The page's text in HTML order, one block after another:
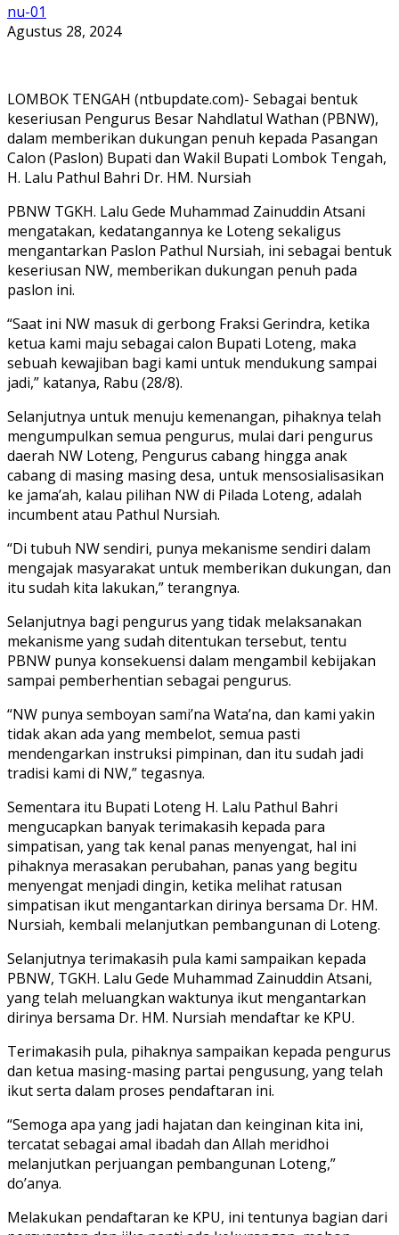
nu-01
Agustus 28, 2024
LOMBOK TENGAH (ntbupdate.com)- Sebagai bentuk
keseriusan Pengurus Besar Nahdlatul Wathan (PBNW),
dalam memberikan dukungan penuh kepada Pasangan
Calon (Paslon) Bupati dan Wakil Bupati Lombok Tengah,
H. Lalu Pathul Bahri Dr. HM. Nursiah
PBNW TGKH. Lalu Gede Muhammad Zainuddin Atsani
mengatakan, kedatangannya ke Loteng sekaligus
mengantarkan Paslon Pathul Nursiah, ini sebagai bentuk
keseriusan NW, memberikan dukungan penuh pada
paslon ini.
“Saat ini NW masuk di gerbong Fraksi Gerindra, ketika
ketua kami maju sebagai calon Bupati Loteng, maka
sebuah kewajiban bagi kami untuk mendukung sampai
jadi,” katanya, Rabu (28/8).
Selanjutnya untuk menuju kemenangan, pihaknya telah
mengumpulkan semua pengurus, mulai dari pengurus
daerah NW Loteng, Pengurus cabang hingga anak
cabang di masing masing desa, untuk mensosialisasikan
ke jama’ah, kalau pilihan NW di Pilada Loteng, adalah
incumbent atau Pathul Nursiah.
“Di tubuh NW sendiri, punya mekanisme sendiri dalam
mengajak masyarakat untuk memberikan dukungan, dan
itu sudah kita lakukan,” terangnya.
Selanjutnya bagi pengurus yang tidak melaksanakan
mekanisme yang sudah ditentukan tersebut, tentu
PBNW punya konsekuensi dalam mengambil kebijakan
sampai pemberhentian sebagai pengurus.
“NW punya semboyan sami’na Wata’na, dan kami yakin
tidak akan ada yang membelot, semua pasti
mendengarkan instruksi pimpinan, dan itu sudah jadi
tradisi kami di NW,” tegasnya.
Sementara itu Bupati Loteng H. Lalu Pathul Bahri
mengucapkan banyak terimakasih kepada para
simpatisan, yang tak kenal panas menyengat, hal ini
pihaknya merasakan perubahan, panas yang begitu
menyengat menjadi dingin, ketika melihat ratusan
simpatisan ikut mengantarkan dirinya bersama Dr. HM.
Nursiah, kembali melanjutkan pembangunan di Loteng.
Selanjutnya terimakasih pula kami sampaikan kepada
PBNW, TGKH. Lalu Gede Muhammad Zainuddin Atsani,
yang telah meluangkan waktunya ikut mengantarkan
dirinya bersama Dr. HM. Nursiah mendaftar ke KPU.
Terimakasih pula, pihaknya sampaikan kepada pengurus
dan ketua masing-masing partai pengusung, yang telah
ikut serta dalam proses pendaftaran ini.
“Semoga apa yang jadi hajatan dan keinginan kita ini,
tercatat sebagai amal ibadah dan Allah meridhoi
melanjutkan perjuangan pembangunan Loteng,”
do’anya.
Melakukan pendaftaran ke KPU, ini tentunya bagian dari